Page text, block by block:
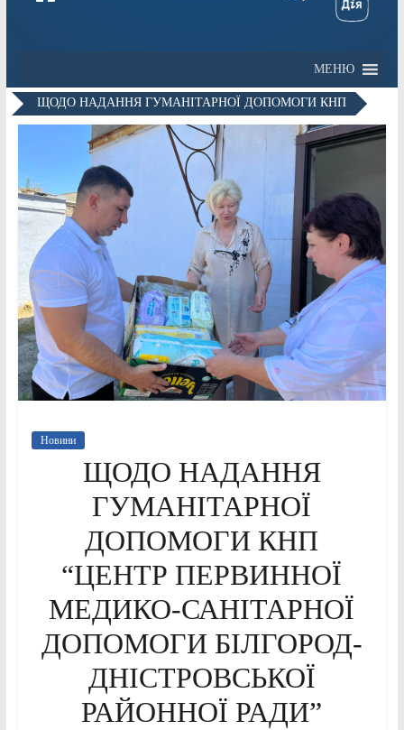
МЕНЮ
ЩОДО НАДАННЯ ГУМАНІТАРНОЇ ДОПОМОГИ КНП
Новини
ЩОДО НАДАННЯ
ГУМАНІТАРНОЇ
ДОПОМОГИ КНП
“ЦЕНТР ПЕРВИННОЇ
МЕДИКО-САНІТАРНОЇ
ДОПОМОГИ БІЛГОРОД-
ДНІСТРОВСЬКОЇ
РАЙОННОЇ РАДИ”